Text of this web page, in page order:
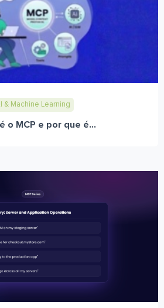
& Machine Learning
o MCP e por que é...